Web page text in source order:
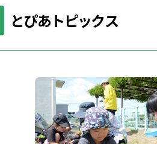
とぴあトピックス